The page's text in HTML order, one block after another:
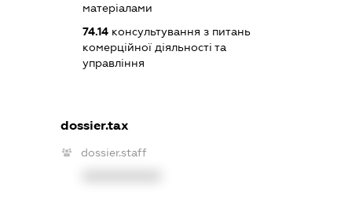
матеріалами
74.14 консультування з питань
комерційної діяльності та
управління
dossier.tax
dossier.staff